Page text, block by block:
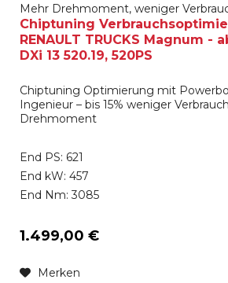
Mehr Drehmoment, weniger
Chiptuning
RENAULT TRUCKS Magnum -
DXi 13 520.19, 520PS
Chiptuning Optimierung mit
Ingenieur – bis 15% weniger
Drehmoment
End PS: 621
End kW: 457
End Nm: 3085
1.499,00 €
Merken